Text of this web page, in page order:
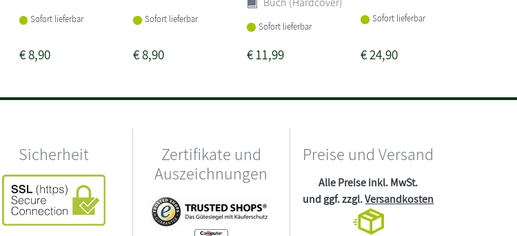
Sofort lieferbar
€8,90
Sofort lieferbar
€8,90
Sofort lieferbar
€11,99
Sofort lieferbar
€24,90
Sicherheit
Zertifikate und
Auszeichnungen
Preise und Versand
Alle Preise inkl. MwSt.
und ggf. zzgl.Versandkosten